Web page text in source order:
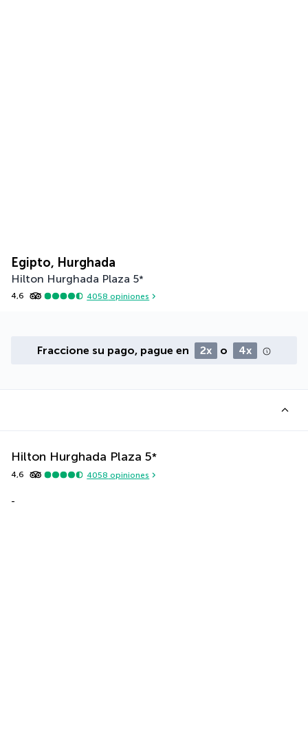
Egipto, Hurghada
Hilton Hurghada Plaza 5*
4,6 4058 opiniones
Fraccione su pago, pague en 2x o 4x
Hilton Hurghada Plaza 5*
4,6 4058 opiniones
-